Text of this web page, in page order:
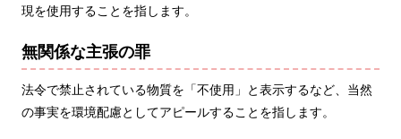
現を使用することを指します。
無関係な主張の罪
法令で禁止されている物質を「不使用」と表示するなど、当然
の事実を環境配慮としてアピールすることを指します。